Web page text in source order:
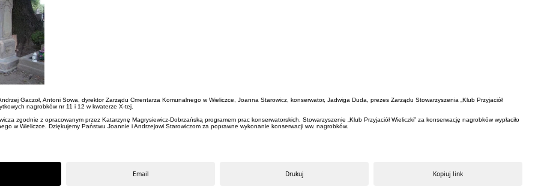
Gaczoł, Antoni Sowa, dyrektor Zarządu Cmentarza Komunalnego w Wieliczce, Joanna Starowicz, konserwator, Jadwiga Duda, prezes Zarządu Stowarzyszenia „Klub Przyjaciół
nagrobków nr 11 i 12 w kwaterze X-tej.
zgodnie z opracowanym przez Katarzynę Magrysiewicz-Dobrzańską programem prac konserwatorskich. Stowarzyszenie „Klub Przyjaciół Wieliczki” za konserwację nagrobków wypłaciło
w Wieliczce. Dziękujemy Państwu Joannie i Andrzejowi Starowiczom za poprawne wykonanie konserwacji ww. nagrobków.
Email Drukuj Kopiuj link